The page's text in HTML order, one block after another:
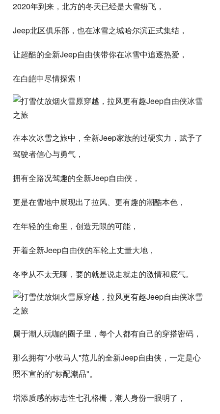
2020年到来，北方的冬天已经是大雪纷飞，
Jeep北区俱乐部，也在冰雪之城哈尔滨正式集结，
让超酷的全新Jeep自由侠带你在冰雪中追逐热爱，
在白皑中尽情探索！
在本次冰雪之旅中，全新Jeep家族的过硬实力，赋予了
驾驶者信心与勇气，
拥有全路况驾趣的全新Jeep自由侠，
更是在雪地中展现出了拉风、更有趣的潮酷本色，
在年轻的生命里，创造无限的可能，
开着全新Jeep自由侠的车轮上丈量大地，
冬季从不太无聊，要的就是说走就走的激情和底气。
属于潮人玩咖的圈子里，每个人都有自己的穿搭密码，
那么拥有"小牧马人"范儿的全新Jeep自由侠，一定是心
照不宣的的"标配潮品"。
增添质感的标志性七孔格栅，潮人身份一眼明了，